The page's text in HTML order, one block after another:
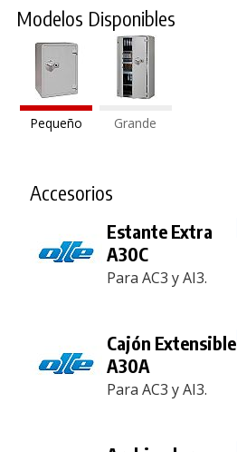
Modelos Disponibles
Pequeño Grande
Accesorios
Estante Extra
A30C
Para AC3 y AI3.
Cajón Extensible
A30A
Para AC3 y AI3.